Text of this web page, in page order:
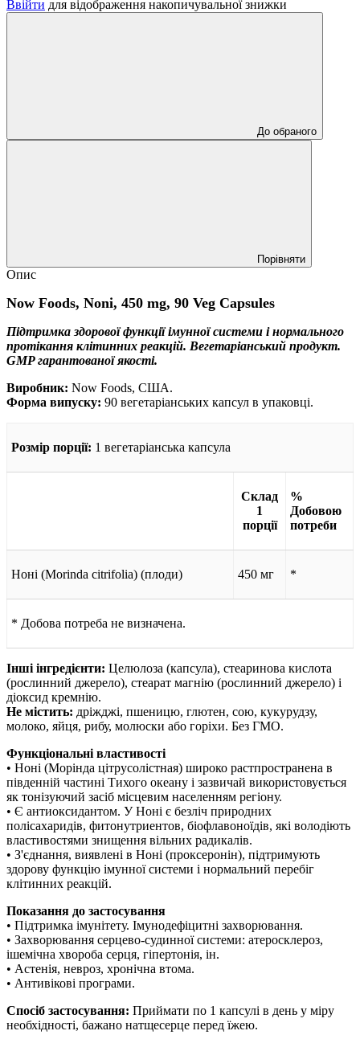
Ввійти для відображення накопичувальної знижки
До обраного
Порівняти
Опис
Now Foods, Noni, 450 mg, 90 Veg Capsules
Підтримка здорової функції імунної системи і нормального
протікання клітинних реакцій. Вегетаріанський продукт.
GMP гарантованої якості.
Виробник: Now Foods, США.
Форма випуску: 90 вегетаріанських капсул в упаковці.
Розмір порції: 1 вегетаріанська капсула
Склад
1
порції
%
Добовою
потреби
Ноні (Morinda citrifolia) (плоди) 450 мг *
* Добова потреба не визначена.
Інші інгредієнти: Целюлоза (капсула), стеаринова кислота
(рослинний джерело), стеарат магнію (рослинний джерело) і
діоксид кремнію.
Не містить: дріжджі, пшеницю, глютен, сою, кукурудзу,
молоко, яйця, рибу, молюски або горіхи. Без ГМО.
Функціональні властивості
• Ноні (Морінда цітрусолістная) широко растпространена в
південній частині Тихого океану і зазвичай використовується
як тонізуючий засіб місцевим населенням регіону.
• Є антиоксидантом. У Ноні є безліч природних
полісахаридів, фитонутриентов, біофлавоноїдів, які володіють
властивостями знищення вільних радикалів.
• З'єднання, виявлені в Ноні (проксеронін), підтримують
здорову функцію імунної системи і нормальний перебіг
клітинних реакцій.
Показання до застосування
• Підтримка імунітету. Імунодефіцитні захворювання.
• Захворювання серцево-судинної системи: атеросклероз,
ішемічна хвороба серця, гіпертонія, ін.
• Астенія, невроз, хронічна втома.
• Антивікові програми.
Спосіб застосування: Приймати по 1 капсулі в день у міру
необхідності, бажано натщесерце перед їжею.